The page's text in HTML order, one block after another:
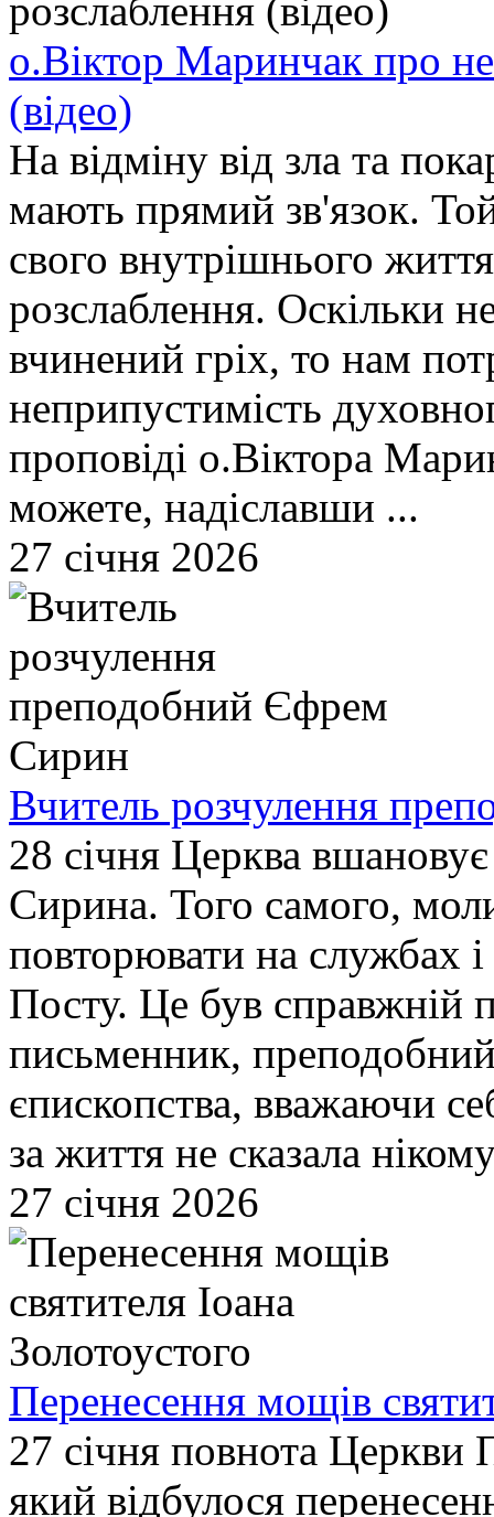
о.Віктор Маринчак про
(відео)
На відміну від зла та
мають прямий зв'язок.
свого внутрішнього
розслаблення. Оскільки
вчинений гріх, то нам
неприпустимість
проповіді о.Віктора
можете, надіславши ...
27 січня 2026
Вчитель розчулення
28 січня Церква
Сирина. Того самого,
повторювати на службах
Посту. Це був справжній
письменник,
єпископства, вважаючи
за життя не сказала
27 січня 2026
Перенесення мощів
27 cічня повнота Церкви
який відбулося